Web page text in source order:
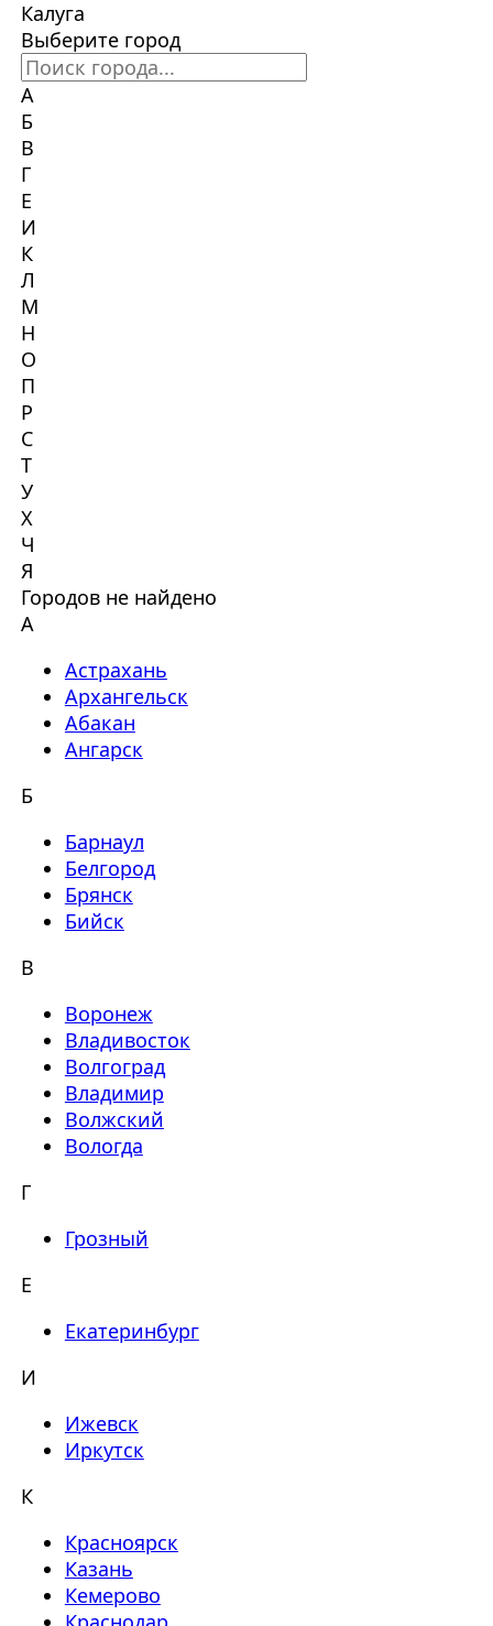
Калуга
Выберите город
А
Б
В
Г
Е
И
К
Л
М
Н
О
П
Р
С
Т
У
Х
Ч
Я
Городов не найдено
А
Астрахань
Архангельск
Абакан
Ангарск
Б
Барнаул
Белгород
Брянск
Бийск
В
Воронеж
Владивосток
Волгоград
Владимир
Волжский
Вологда
Г
Грозный
Е
Екатеринбург
И
Ижевск
Иркутск
К
Красноярск
Казань
Кемерово